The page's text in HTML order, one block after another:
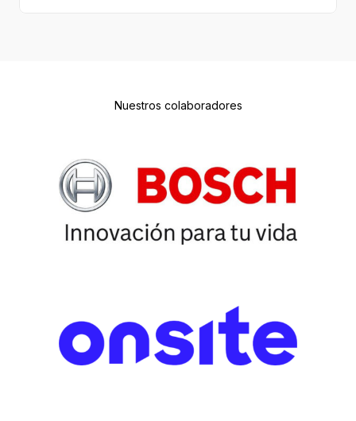
Nuestros colaboradores